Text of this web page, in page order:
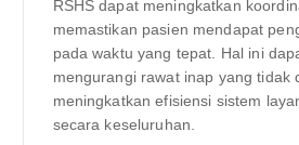
RSHS dapat meningkatkan
memastikan pasien mendapat
pada waktu yang tepat. Hal ini
mengurangi rawat inap yang tidak
meningkatkan efisiensi sistem
secara keseluruhan.